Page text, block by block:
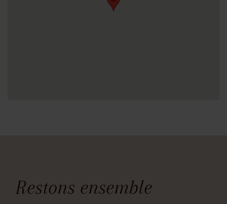
Restons ensemble